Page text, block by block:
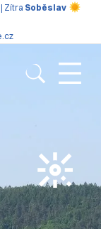
| Zítra Soběslav